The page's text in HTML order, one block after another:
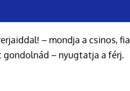
– mondja a csinos,
gondolnád – nyugtatja a férj.